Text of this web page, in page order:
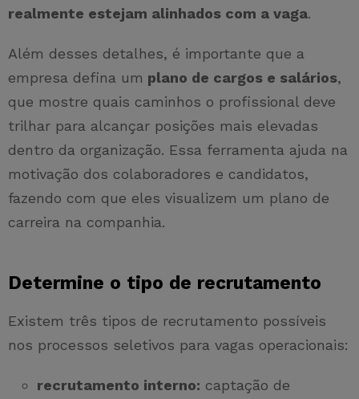
realmente estejam alinhados com a vaga.
Além desses detalhes, é importante que a
empresa defina um plano de cargos e salários,
que mostre quais caminhos o profissional deve
trilhar para alcançar posições mais elevadas
dentro da organização. Essa ferramenta ajuda na
motivação dos colaboradores e candidatos,
fazendo com que eles visualizem um plano de
carreira na companhia.
Determine o tipo de recrutamento
Existem três tipos de recrutamento possíveis
nos processos seletivos para vagas operacionais:
recrutamento interno: captação de